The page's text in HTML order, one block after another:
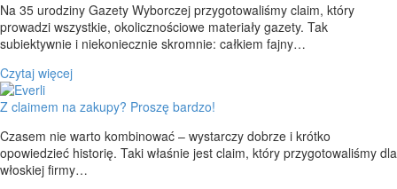
Na 35 urodziny Gazety Wyborczej przygotowaliśmy claim, który
prowadzi wszystkie, okolicznościowe materiały gazety. Tak
subiektywnie i niekoniecznie skromnie: całkiem fajny…
Czytaj więcej
Z claimem na zakupy? Proszę bardzo!
Czasem nie warto kombinować – wystarczy dobrze i krótko
opowiedzieć historię. Taki właśnie jest claim, który przygotowaliśmy dla
włoskiej firmy…